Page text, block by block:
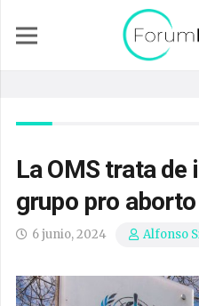
La OMS trata de
grupo pro aborto
6 junio, 2024 Alfonso